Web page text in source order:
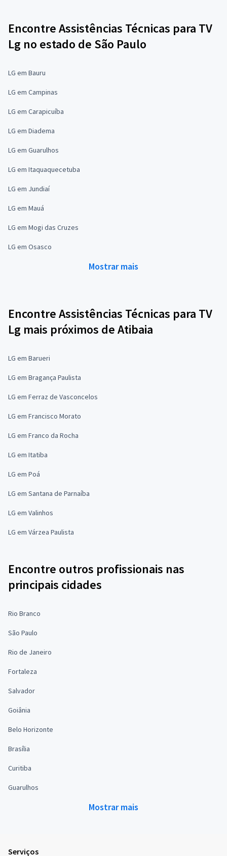
Encontre Assistências Técnicas para TV
Lg no estado de São Paulo
LG em Bauru
LG em Campinas
LG em Carapicuíba
LG em Diadema
LG em Guarulhos
LG em Itaquaquecetuba
LG em Jundiaí
LG em Mauá
LG em Mogi das Cruzes
LG em Osasco
Mostrar mais
Encontre Assistências Técnicas para TV
Lg mais próximos de Atibaia
LG em Barueri
LG em Bragança Paulista
LG em Ferraz de Vasconcelos
LG em Francisco Morato
LG em Franco da Rocha
LG em Itatiba
LG em Poá
LG em Santana de Parnaíba
LG em Valinhos
LG em Várzea Paulista
Encontre outros profissionais nas
principais cidades
Rio Branco
São Paulo
Rio de Janeiro
Fortaleza
Salvador
Goiânia
Belo Horizonte
Brasília
Curitiba
Guarulhos
Mostrar mais
Serviços